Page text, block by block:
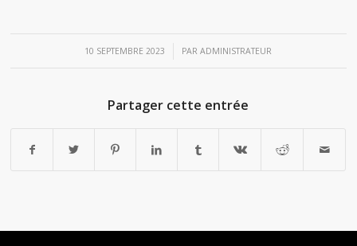
10 SEPTEMBRE 2023
/ PARADMINISTRATEUR
Partager cette entrée